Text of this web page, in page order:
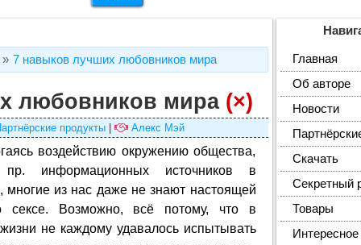
7 навыков лучших любовников мира
любовников мира (×)
продукты| Алекс Мэй
воздействию окружению общества,
информационных источников в
многие из нас даже не знают настоящей
сексе. Возможно, всё потому, что в
не каждому удавалось испытывать
Главная
Об авторе
Новости
Скачать
Секретный
Товары
Интересное